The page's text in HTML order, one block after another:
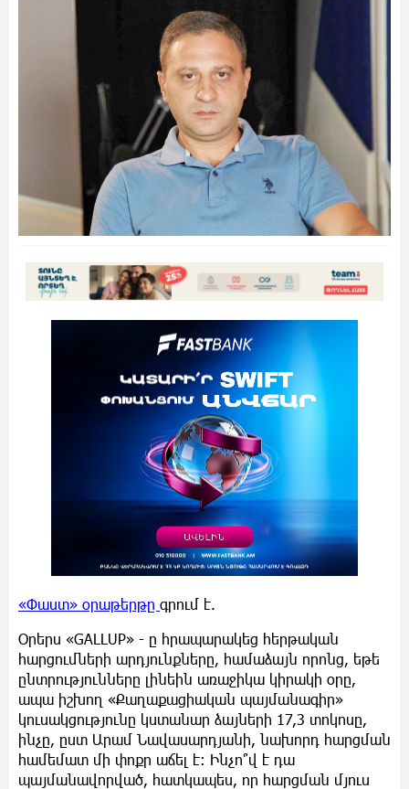
«Փաստ» օրաթերթը գրում է.
Օրերս «GALLUP» - ը հրապարակեց հերթական
հարցումների արդյունքները, համաձայն որոնց, եթե
ընտրությունները լինեին առաջիկա կիրակի օրը,
ապա իշխող «Քաղաքացիական պայմանագիր»
կուսակցությունը կստանար ձայների 17,3 տոկոսը,
ինչը, ըստ Արամ Նավասարդյանի, նախորդ հարցման
համեմատ մի փոքր աճել է։ Ինչո՞վ է դա
պայմանավորված, հատկապես, որ հարցման մյուս